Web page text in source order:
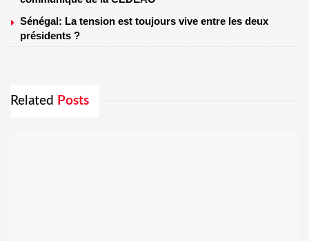
Sénégal: La tension est toujours vive entre les deux
présidents ?
Related Posts